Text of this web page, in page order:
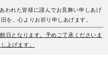
われた皆様に謹んでお見舞い申しあげ
を、心よりお祈り申しあげます。
日となります。予めご了承くださいま
上げます。